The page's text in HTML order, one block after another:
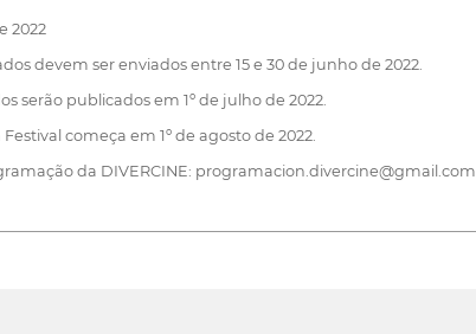
2022
devem ser enviados entre 15 e 30 de junho de 2022.
serão publicados em 1º de julho de 2022.
começa em 1º de agosto de 2022.
da DIVERCINE: programacion.divercine@gmail.com